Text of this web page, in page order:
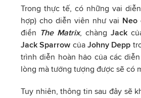
Trong thực tế, có những vai
hợp) cho diễn viên như vai Neo
điển The Matrix, chàng Jack
Jack Sparrow củaJohny Depp
trình diễn hoàn hảo của các
lòng mà tưởng tượng được sẽ có
Tuy nhiên, thông tin sau đây sẽ